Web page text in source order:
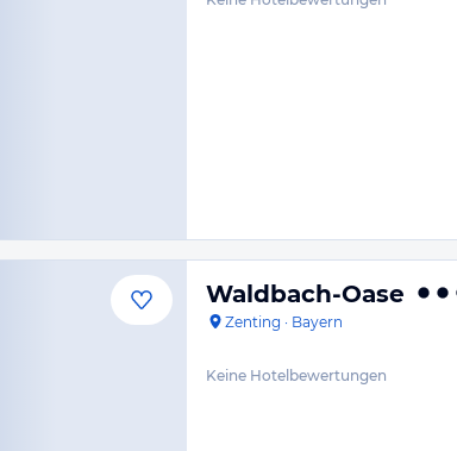
Waldbach-Oase
Zenting · Bayern
Keine Hotelbewertungen